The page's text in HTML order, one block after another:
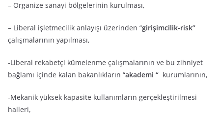
– Organize sanayi bölgelerinin kurulması,
– Liberal işletmecilik anlayışı üzerinden “girişimcilik-risk”
çalışmalarının yapılması,
-Liberal rekabetçi kümelenme çalışmalarının ve bu zihniyet
bağlamı içinde kalan bakanlıkların “akademi “ kurumlarının,
-Mekanik yüksek kapasite kullanımların gerçekleştirilmesi
halleri,